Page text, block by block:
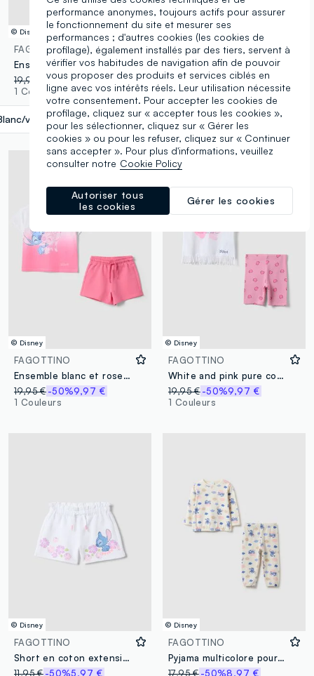
© Disney
FAGOTTINO
Ensemble multicolore en coton stretch pour bébé fille avec imprimé Stitch
19,95 €
-50%9,97 €
1 Couleurs
vert label.selectsize
© Disney
FAGOTTINO
Pyjama multicolore en pur coton pour bébé fille, coupe régulière avec Stitch
14,95 € -30% 10,46 €
1 Couleurs
© Disney
FAGOTTINO
Ensemble blanc et rose en coton stretch avec t-shirt et short
19,95 €-50%9,97 €
1 Couleurs
© Disney
FAGOTTINO
White and pink pure cotton set with T-shirt and leggings
19,95 € -50%9,97 €
1 Couleurs
© Disney
FAGOTTINO
Short en coton extensible blanc pour fille coupe regular
11,95 €-50%5,97 €
© Disney
FAGOTTINO
Pyjama multicolore pour bébé fille en coton pur regular fit avec imprimés
17,95 € -50%8,97 €
performance anonymes, toujours actifs pour assurer
le fonctionnement du site et mesurer ses
performances ; d'autres cookies (les cookies de
profilage), également installés par des tiers, servent à
vérifier vos habitudes de navigation afin de pouvoir
vous proposer des produits et services ciblés en
ligne avec vos intérêts réels. Leur utilisation nécessite
votre consentement. Pour accepter les cookies de
profilage, cliquez sur « accepter tous les cookies »,
pour les sélectionner, cliquez sur « Gérer les
cookies » ou pour les refuser, cliquez sur « Continuer
sans accepter ». Pour plus d'informations, veuillez
consulter notre Cookie Policy
Gérer les cookies
Autoriser tous
les cookies